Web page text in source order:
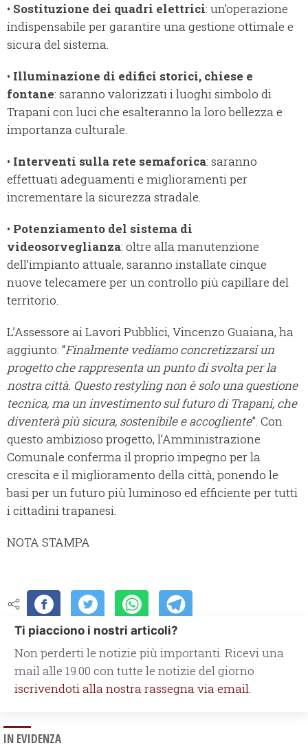
• Sostituzione dei quadri elettrici: un’operazione
indispensabile per garantire una gestione ottimale e
sicura del sistema.
• Illuminazione di edifici storici, chiese e
fontane: saranno valorizzati i luoghi simbolo di
Trapani con luci che esalteranno la loro bellezza e
importanza culturale.
• Interventi sulla rete semaforica: saranno
effettuati adeguamenti e miglioramenti per
incrementare la sicurezza stradale.
• Potenziamento del sistema di
videosorveglianza: oltre alla manutenzione
dell’impianto attuale, saranno installate cinque
nuove telecamere per un controllo più capillare del
territorio.
L’Assessore ai Lavori Pubblici, Vincenzo Guaiana, ha
aggiunto: “Finalmente vediamo concretizzarsi un
progetto che rappresenta un punto di svolta per la
nostra città. Questo restyling non è solo una questione
tecnica, ma un investimento sul futuro di Trapani, che
diventerà più sicura, sostenibile e accogliente”. Con
questo ambizioso progetto, l’Amministrazione
Comunale conferma il proprio impegno per la
crescita e il miglioramento della città, ponendo le
basi per un futuro più luminoso ed efficiente per tutti
i cittadini trapanesi.
NOTA STAMPA
Ti piacciono i nostri articoli?
Non perderti le notizie più importanti. Ricevi una
mail alle 19.00 con tutte le notizie del giorno
iscrivendoti alla nostra rassegna via email.
IN EVIDENZA